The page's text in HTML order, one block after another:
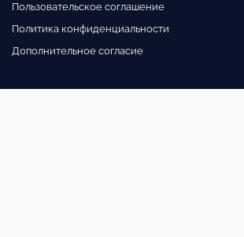
Пользовательское соглашение
Политика конфиденциальности
Дополнительное согласие